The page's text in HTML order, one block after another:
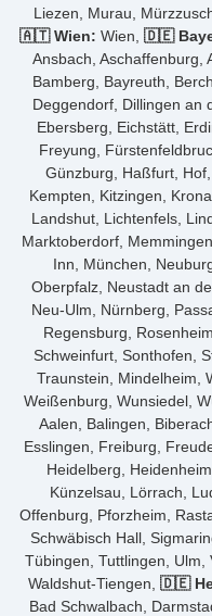
Liezen, Murau,
🇦🇹 Wien: Wien, 🇩🇪
Ansbach, Aschaffenburg,
Bamberg, Bayreuth,
Deggendorf, Dillingen an
Ebersberg, Eichstätt,
Freyung,
Günzburg, Haßfurt,
Kempten, Kitzingen,
Landshut, Lichtenfels,
Marktoberdorf,
Inn, München,
Oberpfalz, Neustadt an
Neu-Ulm, Nürnberg,
Regensburg,
Schweinfurt, Sonthofen,
Traunstein, Mindelheim,
Weißenburg, Wunsiedel,
Aalen, Balingen,
Esslingen, Freiburg,
Heidelberg,
Künzelsau, Lörrach,
Offenburg, Pforzheim,
Schwäbisch Hall,
Tübingen, Tuttlingen, Ulm,
Waldshut-Tiengen, 🇩🇪
Bad Schwalbach,